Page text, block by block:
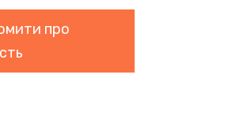
про